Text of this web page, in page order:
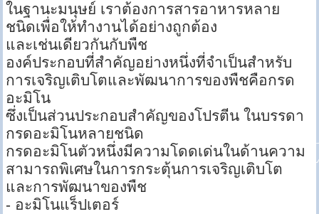
ในฐานะมนุษย์ เราต้องการสารอาหารหลาย
ชนิดเพื่อให้ทำงานได้อย่างถูกต้อง
และเช่นเดียวกันกับพืช
องค์ประกอบที่สำคัญอย่างหนึ่งที่จำเป็นสำหรับ
การเจริญเติบโตและพัฒนาการของพืชคือกรด
อะมิโน
ซึ่งเป็นส่วนประกอบสำคัญของโปรตีน ในบรรดา
กรดอะมิโนหลายชนิด
กรดอะมิโนตัวหนึ่งมีความโดดเด่นในด้านความ
สามารถพิเศษในการกระตุ้นการเจริญเติบโต
และการพัฒนาของพืช
- อะมิโนแร็ปเตอร์